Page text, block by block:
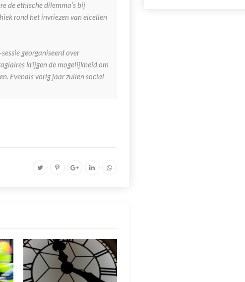
de ethische dilemma’s bij
rond het invriezen van eicellen
georganiseerd over
krijgen de mogelijkheid om
Evenals vorig jaar zullen social